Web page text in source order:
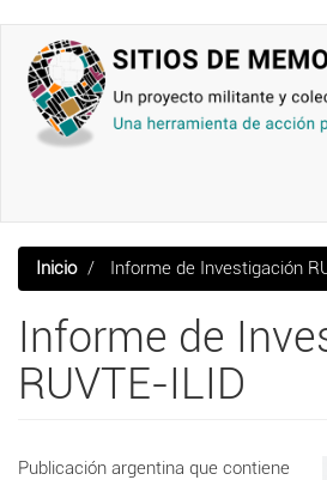
contenido
principal
Inicio Informe de Investigación
Informe de
RUVTE-ILID
Publicación argentina que contiene